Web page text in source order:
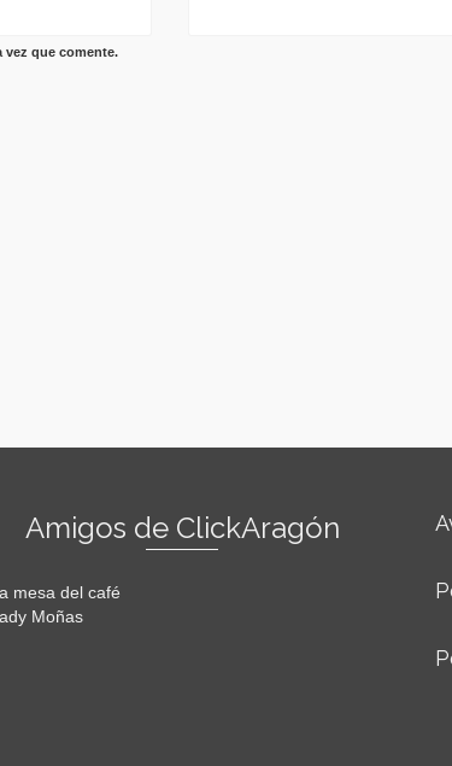
vez que comente.
Amigos de ClickAragón
mesa del café
Moñas